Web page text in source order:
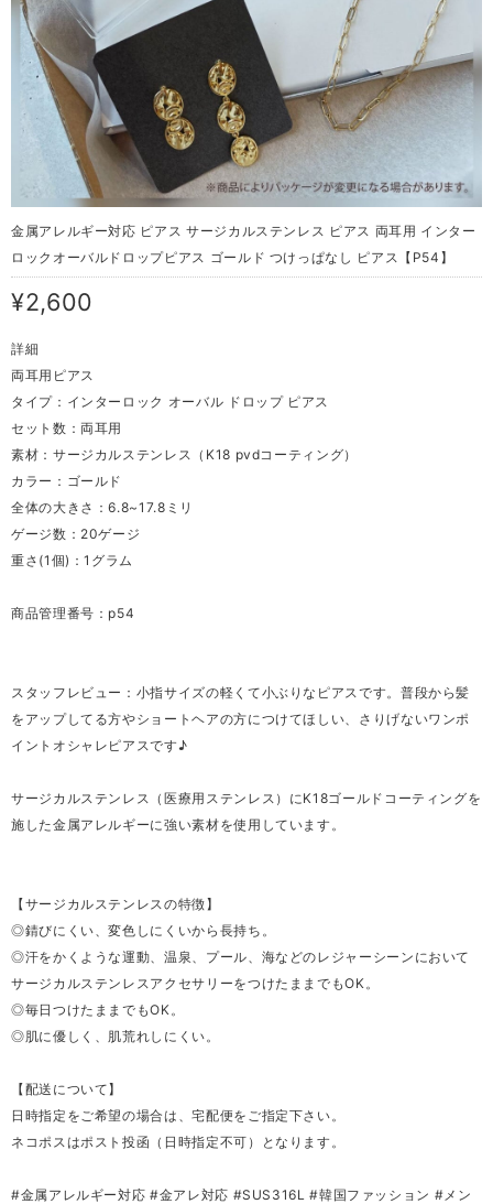
金属アレルギー対応 ピアス サージカルステンレス ピアス 両耳用 インター
ロックオーバルドロップピアス ゴールド つけっぱなし ピアス【P54】
¥2,600
詳細
両耳用ピアス
タイプ：インターロック オーバル ドロップ ピアス
セット数：両耳用
素材：サージカルステンレス（K18 pvdコーティング）
カラー：ゴールド
全体の大きさ：6.8~17.8ミリ
ゲージ数：20ゲージ
重さ(1個)：1グラム
商品管理番号：p54
スタッフレビュー：小指サイズの軽くて小ぶりなピアスです。普段から髪
をアップしてる方やショートヘアの方につけてほしい、さりげないワンポ
イントオシャレピアスです♪
サージカルステンレス（医療用ステンレス）にK18ゴールドコーティングを
施した金属アレルギーに強い素材を使用しています。
【サージカルステンレスの特徴】
◎錆びにくい、変色しにくいから長持ち。
◎汗をかくような運動、温泉、プール、海などのレジャーシーンにおいて
サージカルステンレスアクセサリーをつけたままでもOK。
◎毎日つけたままでもOK。
◎肌に優しく、肌荒れしにくい。
【配送について】
日時指定をご希望の場合は、宅配便をご指定下さい。
ネコポスはポスト投函（日時指定不可）となります。
#金属アレルギー対応 #金アレ対応 #SUS316L #韓国ファッション #メン